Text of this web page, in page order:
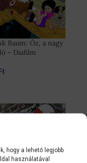
hogy a lehető legjobb
használatával
Baum: Óz, a nagy
– Diafilm
Ft